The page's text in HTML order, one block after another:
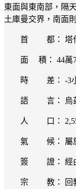
東面與東南部，隔
土庫曼交界，南面
首 都： 塔
面 積： 44萬
時 差： -3
語 言： 烏茲
人 口：
氣 候： 屬
簽 證： 經由
宗 教： 回教